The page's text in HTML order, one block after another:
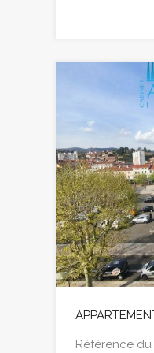
Référence